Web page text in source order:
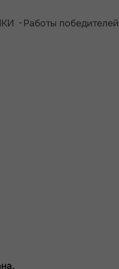
Работы победителей